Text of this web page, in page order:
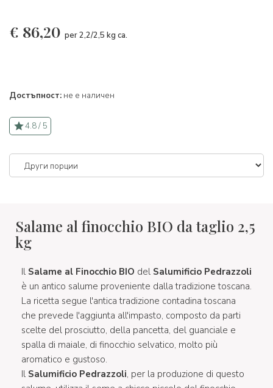
€ 86,20 per 2,2/2,5 kg ca.
Достъпност: не е наличен
4.8 / 5
Salame al finocchio BIO da taglio 2,5
kg
Il Salame al Finocchio BIO del Salumificio Pedrazzoli
è un antico salume proveniente dalla tradizione toscana.
La ricetta segue l'antica tradizione contadina toscana
che prevede l'aggiunta all'impasto, composto da parti
scelte del prosciutto, della pancetta, del guanciale e
spalla di maiale, di finocchio selvatico, molto più
aromatico e gustoso.
Il Salumificio Pedrazzoli, per la produzione di questo